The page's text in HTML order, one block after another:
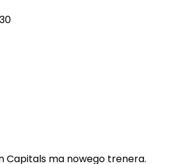
Capitals ma nowego trenera.